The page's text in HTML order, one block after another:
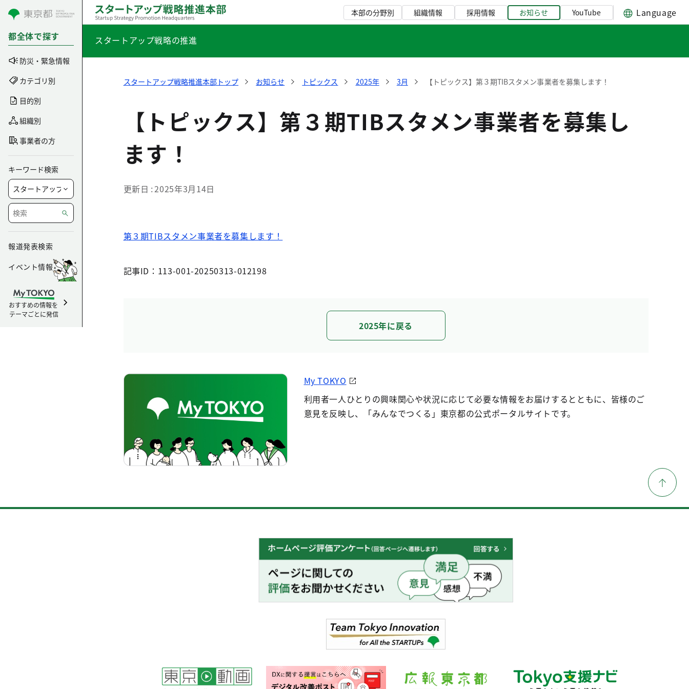
コンテンツにスキップ
都全体で探す
防災・緊急情報
カテゴリ別
目的別
組織別
事業者の方
キーワード検索
報道発表検索
イベント情報
おすすめの情報を
テーマごとに発信
本部の分野別 組織情報 採用情報 お知らせ YouTube Language
スタートアップ戦略の推進
スタートアップ戦略推進本部トップ お知らせ トピックス 2025年 3月 【トピックス】第３期TIBスタメン事業者を募集します！
【トピックス】第３期TIBスタメン事業者を募集し
ます！
更新日 2025年3月14日
第３期TIBスタメン事業者を募集します！
記事ID：113-001-20250313-012198
2025年に戻る
My TOKYO
利用者一人ひとりの興味関心や状況に応じて必要な情報をお届けするとともに、皆様のご
意見を反映し、「みんなでつくる」東京都の公式ポータルサイトです。